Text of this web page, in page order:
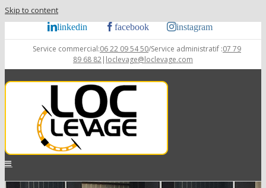
Skip to content
linkedin facebook instagram
Service commercial:06 22 09 54 50/Service administratif :07 79
89 68 82| loclevage@loclevage.com